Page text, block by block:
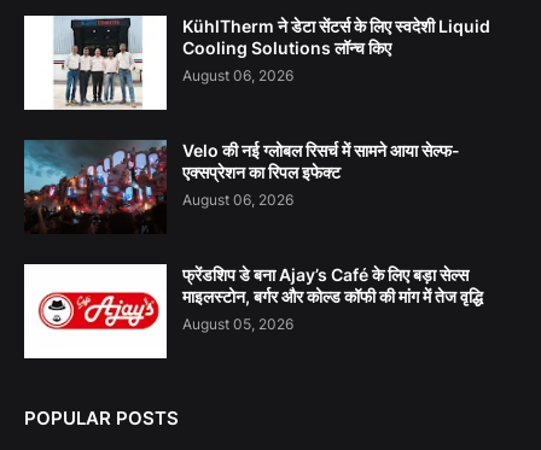
KühlTherm ने डेटा सेंटर्स के लिए स्वदेशी Liquid
Cooling Solutions लॉन्च किए
August 06, 2026
Velo की नई ग्लोबल रिसर्च में सामने आया सेल्फ-
एक्सप्रेशन का रिपल इफेक्ट
August 06, 2026
फ्रेंडशिप डे बना Ajay’s Café के लिए बड़ा सेल्स
माइलस्टोन, बर्गर और कोल्ड कॉफी की मांग में तेज वृद्धि
August 05, 2026
POPULAR POSTS